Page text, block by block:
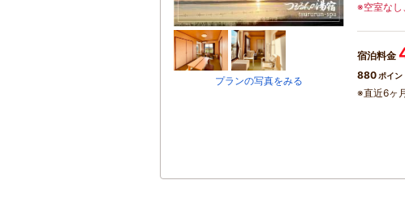
プランの写真をみる
※空室なし
宿泊料金
880 ポイン
※直近6ヶ